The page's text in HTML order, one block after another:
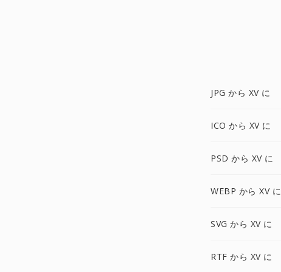
JPG から XV に
ICO から XV に
PSD から XV に
WEBP から XV に
SVG から XV に
RTF から XV に